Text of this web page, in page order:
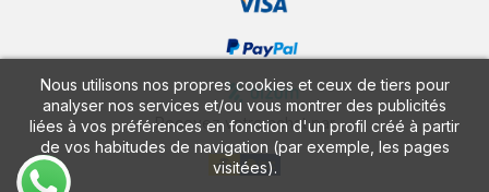
Nous utilisons nos propres cookies et ceux de tiers pour
analyser nos services et/ou vous montrer des publicités
liées à vos préférences en fonction d'un profil créé à partir
de vos habitudes de navigation (par exemple, les pages
visitées).
Recevez votre achat par